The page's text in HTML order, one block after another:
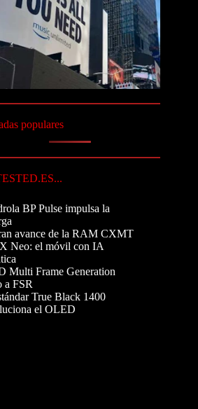
populares
BP Pulse impulsa la
avance de la RAM CXMT
Neo: el móvil con IA
Multi Frame Generation
a FSR
True Black 1400
el OLED